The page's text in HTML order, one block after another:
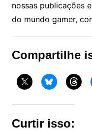
nossas publicações
do mundo gamer,
Compartilhe
Curtir isso: